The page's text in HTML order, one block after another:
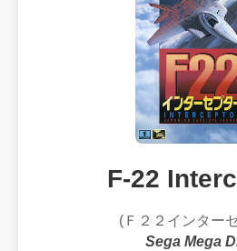
F-22
(Ｆ２２インター
Sega Mega